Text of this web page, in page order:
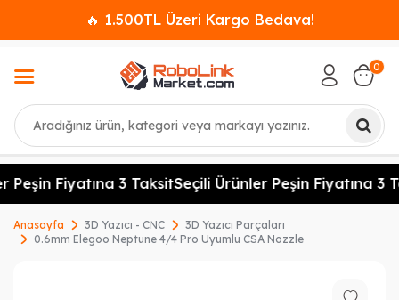
🔥 1.500TL Üzeri Kargo Bedava!
Ara
0
Peşin Fiyatına 3 TaksitSeçili Ürünler Peşin Fiyatına 3
Anasayfa 3D Yazıcı - CNC
3D Yazıcı Parçaları
0.6mm Elegoo Neptune 4/4 Pro Uyumlu CSA Nozzle